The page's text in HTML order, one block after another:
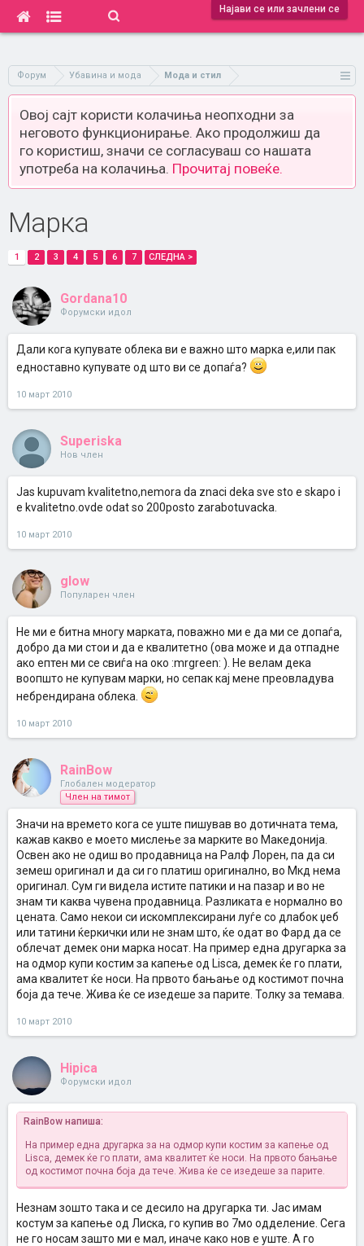
Најави се или зачлени се
Форум Убавина и мода Мода и стил
Овој сајт користи колачиња неопходни за
неговото функционирање. Ако продолжиш да
го користиш, значи се согласуваш со нашата
употреба на колачиња. Прочитај повеќе.
Марка
1 2 3 4 5 6 7 СЛЕДНА >
Gordana10
Форумски идол
Дали кога купувате облека ви е важно што марка е,или пак
едноставно купувате од што ви се допаѓа?
10 март 2010
Superiska
Нов член
Jas kupuvam kvalitetno,nemora da znaci deka sve sto e skapo i
e kvalitetno.ovde odat so 200posto zarabotuvacka.
10 март 2010
glow
Популарен член
Не ми е битна многу марката, поважно ми е да ми се допаѓа,
добро да ми стои и да е квалитетно (ова може и да отпадне
ако ептен ми се свиѓа на око :mrgreen: ). Не велам дека
воопшто не купувам марки, но сепак кај мене преовладува
небрендирана облека.
10 март 2010
RainBow
Глобален модератор
Член на тимот
Значи на времето кога се уште пишував во дотичната тема,
кажав какво е моето мислење за марките во Македонија.
Освен ако не одиш во продавница на Ралф Лорен, па да си
земеш оригинал и да си го платиш оригинално, во Мкд нема
оригинал. Сум ги видела истите патики и на пазар и во не
знам ти каква чувена продавница. Разликата е нормално во
цената. Само некои си искомплексирани луѓе со длабок џеб
или татини ќеркички или не знам што, ќе одат во Фард да се
облечат демек они марка носат. На пример една другарка за
на одмор купи костим за капење од Lisca, демек ќе го плати,
ама квалитет ќе носи. На првото бањање од костимот почна
боја да тече. Жива ќе се изедеше за парите. Толку за темава.
10 март 2010
Hipica
Форумски идол
RainBow напиша:
На пример една другарка за на одмор купи костим за капење од
Lisca, демек ќе го плати, ама квалитет ќе носи. На првото бањање
од костимот почна боја да тече. Жива ќе се изедеше за парите.
Незнам зошто така и се десило на другарка ти. Јас имам
костум за капење од Лиска, го купив во 7мо одделение. Сега
не го носам зашто ми е мал, иначе како нов е уште. А го